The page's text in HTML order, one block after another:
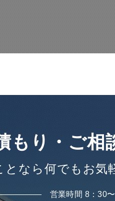
もり・ご相
となら何でもお気
営業時間 8：30